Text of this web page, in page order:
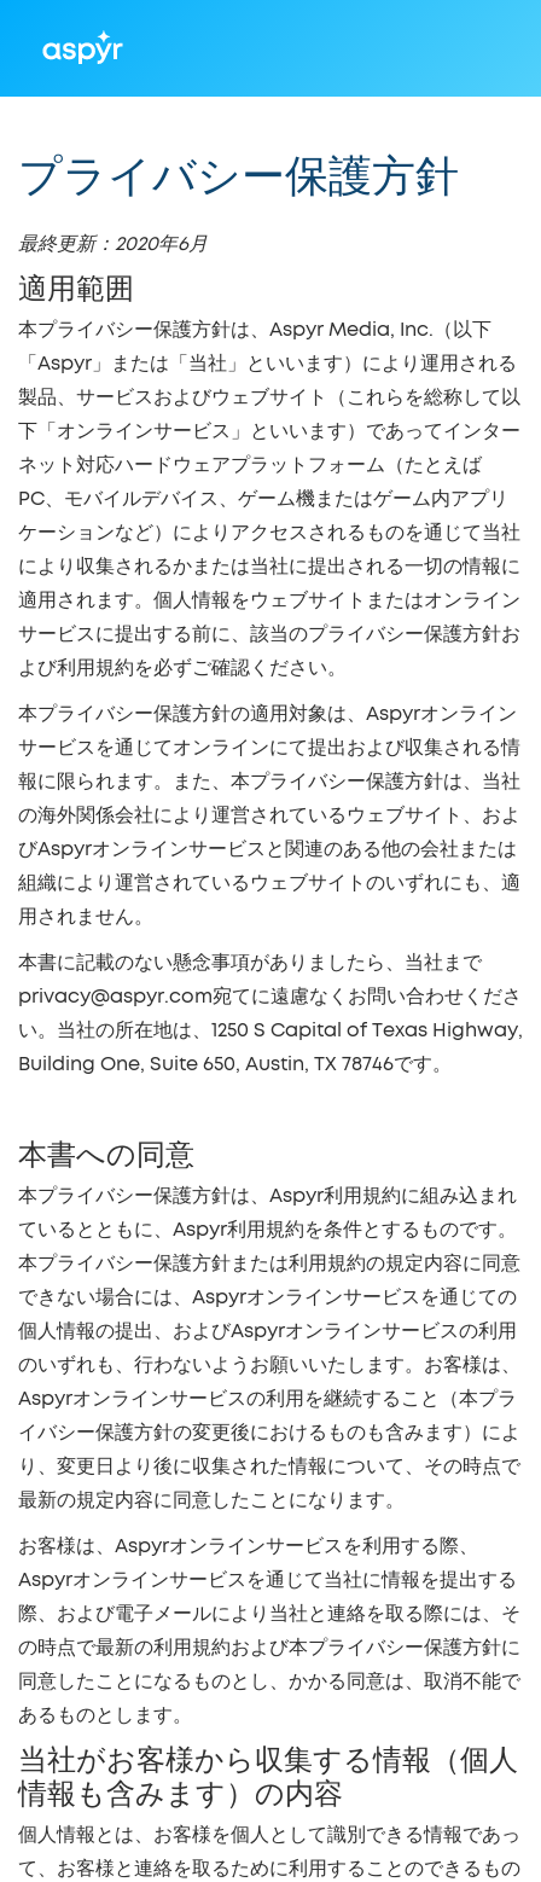
プライバシー保護方針
最終更新：2020年6月
適用範囲
本プライバシー保護方針は、Aspyr Media, Inc.（以下
「Aspyr」または「当社」といいます）により運用される
製品、サービスおよびウェブサイト（これらを総称して以
下「オンラインサービス」といいます）であってインター
ネット対応ハードウェアプラットフォーム（たとえば
PC、モバイルデバイス、ゲーム機またはゲーム内アプリ
ケーションなど）によりアクセスされるものを通じて当社
により収集されるかまたは当社に提出される一切の情報に
適用されます。個人情報をウェブサイトまたはオンライン
サービスに提出する前に、該当のプライバシー保護方針お
よび利用規約を必ずご確認ください。
本プライバシー保護方針の適用対象は、Aspyrオンライン
サービスを通じてオンラインにて提出および収集される情
報に限られます。また、本プライバシー保護方針は、当社
の海外関係会社により運営されているウェブサイト、およ
びAspyrオンラインサービスと関連のある他の会社または
組織により運営されているウェブサイトのいずれにも、適
用されません。
本書に記載のない懸念事項がありましたら、当社まで
privacy@aspyr.com宛てに遠慮なくお問い合わせくださ
い。当社の所在地は、1250 S Capital of Texas Highway,
Building One, Suite 650, Austin, TX 78746です。
本書への同意
本プライバシー保護方針は、Aspyr利用規約に組み込まれ
ているとともに、Aspyr利用規約を条件とするものです。
本プライバシー保護方針または利用規約の規定内容に同意
できない場合には、Aspyrオンラインサービスを通じての
個人情報の提出、およびAspyrオンラインサービスの利用
のいずれも、行わないようお願いいたします。お客様は、
Aspyrオンラインサービスの利用を継続すること（本プラ
イバシー保護方針の変更後におけるものも含みます）によ
り、変更日より後に収集された情報について、その時点で
最新の規定内容に同意したことになります。
お客様は、Aspyrオンラインサービスを利用する際、
Aspyrオンラインサービスを通じて当社に情報を提出する
際、および電子メールにより当社と連絡を取る際には、そ
の時点で最新の利用規約および本プライバシー保護方針に
同意したことになるものとし、かかる同意は、取消不能で
あるものとします。
当社がお客様から収集する情報（個人
情報も含みます）の内容
個人情報とは、お客様を個人として識別できる情報であっ
て、お客様と連絡を取るために利用することのできるもの